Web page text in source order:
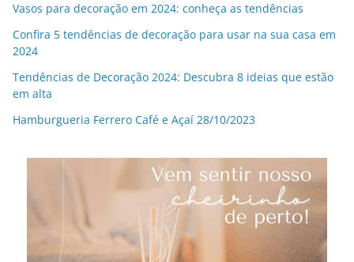
Vasos para decoração em 2024: conheça as tendências
Confira 5 tendências de decoração para usar na sua casa em
2024
Tendências de Decoração 2024: Descubra 8 ideias que estão
em alta
Hamburgueria Ferrero Café e Açaí 28/10/2023